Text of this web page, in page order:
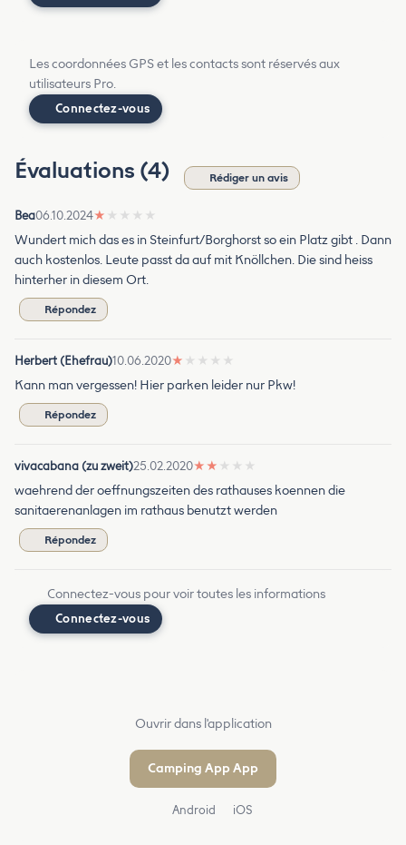
Les coordonnées GPS et les contacts sont réservés aux
utilisateurs Pro.
Connectez-vous
Évaluations (4) Rédiger un avis
Bea06.10.2024★ ★ ★ ★ ★
Wundert mich das es in Steinfurt/Borghorst so ein Platz gibt . Dann
auch kostenlos. Leute passt da auf mit Knöllchen. Die sind heiss
hinterher in diesem Ort.
Répondez
Herbert (Ehefrau)10.06.2020★ ★ ★ ★ ★
Kann man vergessen! Hier parken leider nur Pkw!
Répondez
vivacabana (zu zweit)25.02.2020★ ★ ★ ★ ★
waehrend der oeffnungszeiten des rathauses koennen die
sanitaerenanlagen im rathaus benutzt werden
Répondez
Connectez-vous pour voir toutes les informations
Connectez-vous
Ouvrir dans l'application
Camping App App
Android iOS